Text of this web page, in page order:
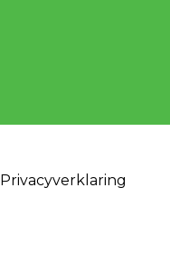
Privacyverklaring